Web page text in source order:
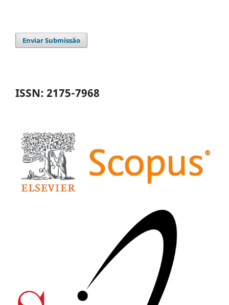
Enviar Submissão
ISSN: 2175-7968